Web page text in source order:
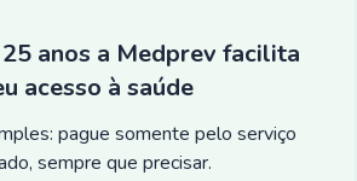
anos a Medprev facilita
acesso à saúde
pague somente pelo serviço
sempre que precisar.